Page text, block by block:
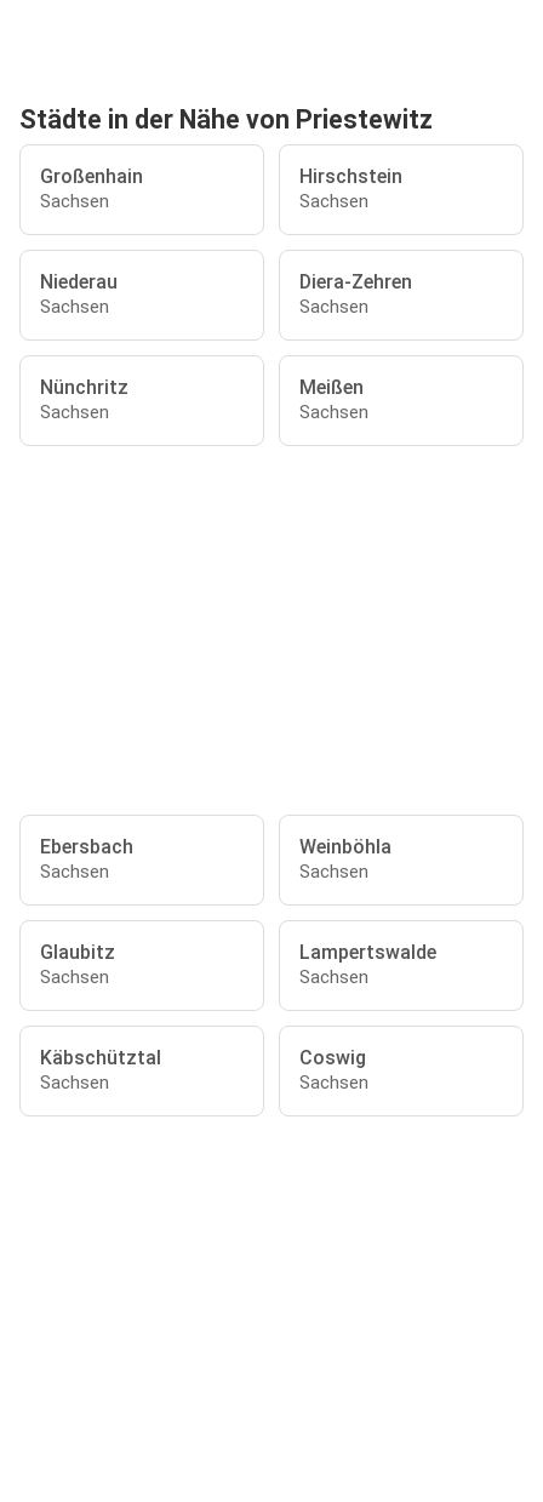
Städte in der Nähe von Priestewitz
Großenhain
Sachsen
Hirschstein
Sachsen
Niederau
Sachsen
Diera-Zehren
Sachsen
Nünchritz
Sachsen
Meißen
Sachsen
Ebersbach
Sachsen
Weinböhla
Sachsen
Glaubitz
Sachsen
Lampertswalde
Sachsen
Käbschütztal
Sachsen
Coswig
Sachsen